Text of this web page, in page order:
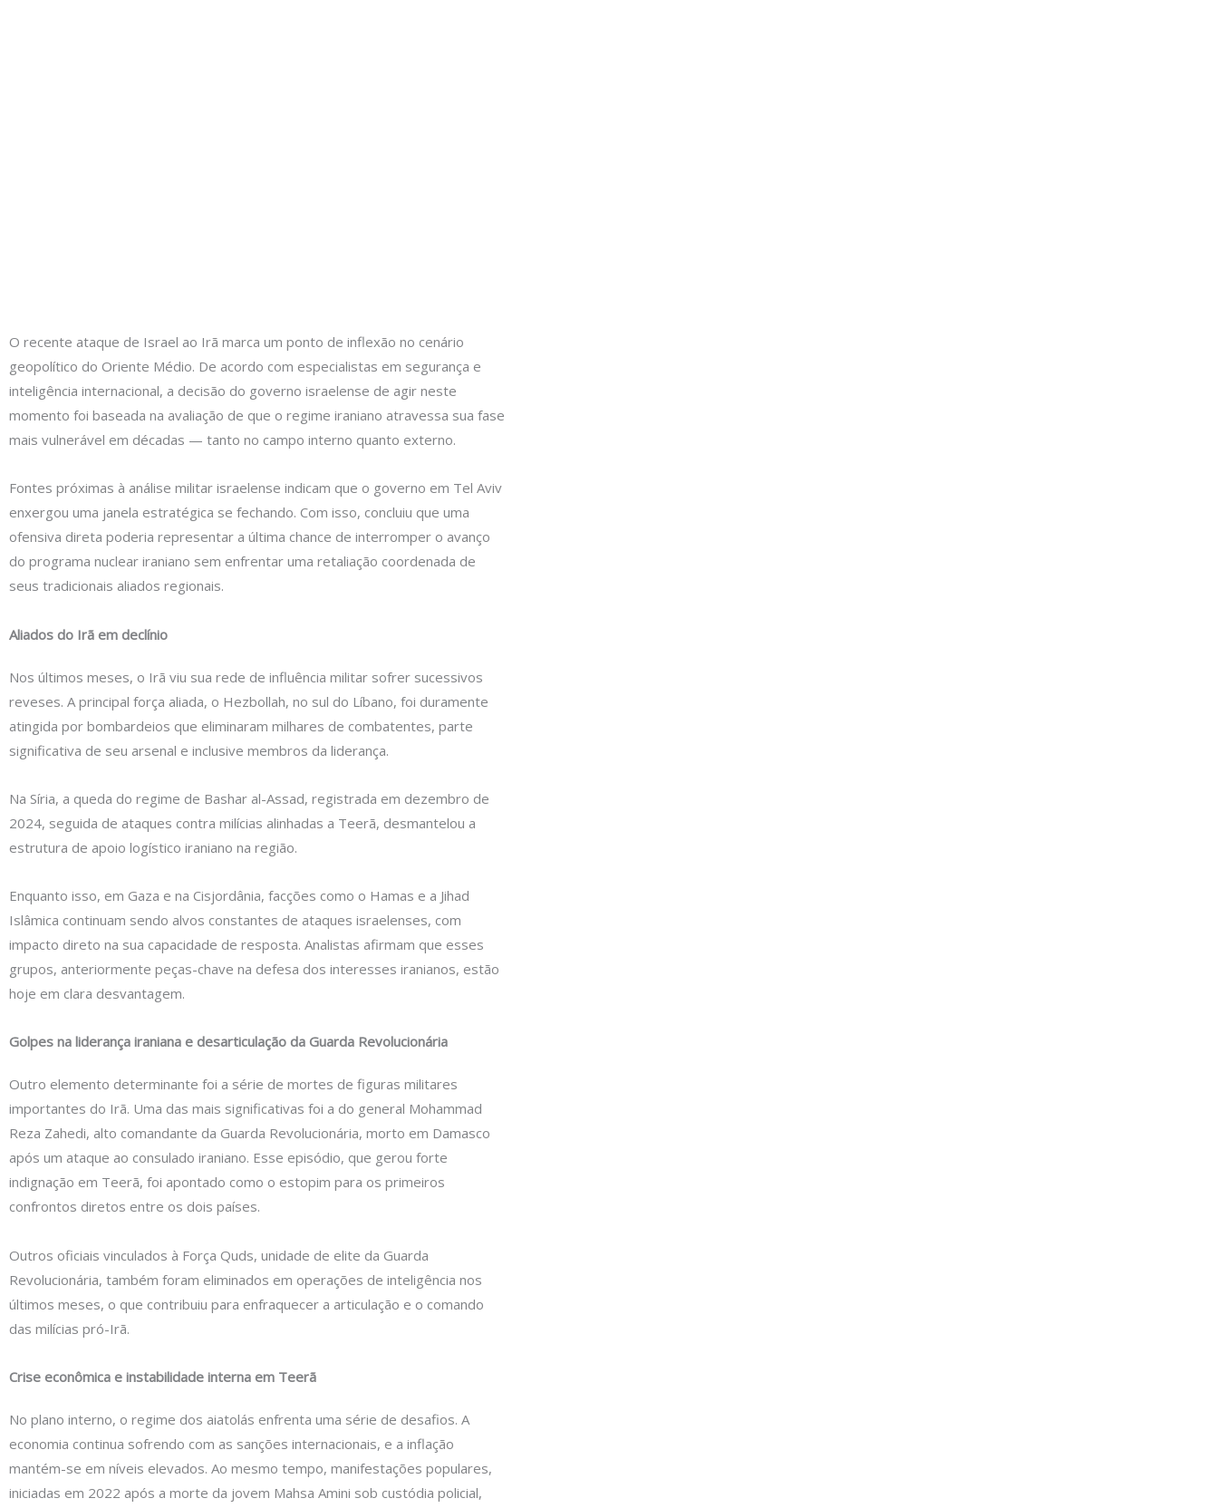
O recente ataque de Israel ao Irã marca um ponto de inflexão no cenário
geopolítico do Oriente Médio. De acordo com especialistas em segurança e
inteligência internacional, a decisão do governo israelense de agir neste
momento foi baseada na avaliação de que o regime iraniano atravessa sua fase
mais vulnerável em décadas — tanto no campo interno quanto externo.
Fontes próximas à análise militar israelense indicam que o governo em Tel Aviv
enxergou uma janela estratégica se fechando. Com isso, concluiu que uma
ofensiva direta poderia representar a última chance de interromper o avanço
do programa nuclear iraniano sem enfrentar uma retaliação coordenada de
seus tradicionais aliados regionais.
Aliados do Irã em declínio
Nos últimos meses, o Irã viu sua rede de influência militar sofrer sucessivos
reveses. A principal força aliada, o Hezbollah, no sul do Líbano, foi duramente
atingida por bombardeios que eliminaram milhares de combatentes, parte
significativa de seu arsenal e inclusive membros da liderança.
Na Síria, a queda do regime de Bashar al-Assad, registrada em dezembro de
2024, seguida de ataques contra milícias alinhadas a Teerã, desmantelou a
estrutura de apoio logístico iraniano na região.
Enquanto isso, em Gaza e na Cisjordânia, facções como o Hamas e a Jihad
Islâmica continuam sendo alvos constantes de ataques israelenses, com
impacto direto na sua capacidade de resposta. Analistas afirmam que esses
grupos, anteriormente peças-chave na defesa dos interesses iranianos, estão
hoje em clara desvantagem.
Golpes na liderança iraniana e desarticulação da Guarda Revolucionária
Outro elemento determinante foi a série de mortes de figuras militares
importantes do Irã. Uma das mais significativas foi a do general Mohammad
Reza Zahedi, alto comandante da Guarda Revolucionária, morto em Damasco
após um ataque ao consulado iraniano. Esse episódio, que gerou forte
indignação em Teerã, foi apontado como o estopim para os primeiros
confrontos diretos entre os dois países.
Outros oficiais vinculados à Força Quds, unidade de elite da Guarda
Revolucionária, também foram eliminados em operações de inteligência nos
últimos meses, o que contribuiu para enfraquecer a articulação e o comando
das milícias pró-Irã.
Crise econômica e instabilidade interna em Teerã
No plano interno, o regime dos aiatolás enfrenta uma série de desafios. A
economia continua sofrendo com as sanções internacionais, e a inflação
mantém-se em níveis elevados. Ao mesmo tempo, manifestações populares,
iniciadas em 2022 após a morte da jovem Mahsa Amini sob custódia policial,